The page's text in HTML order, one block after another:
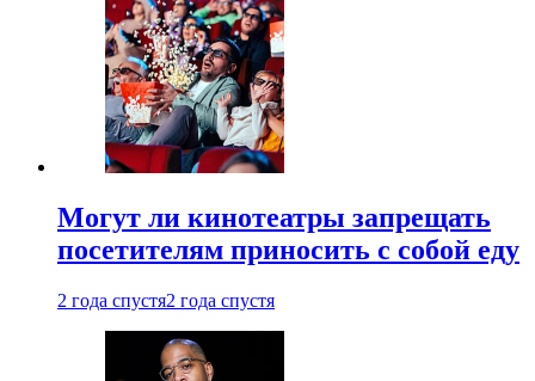
Могут ли кинотеатры запрещать
посетителям приносить с собой еду
2 года спустя2 года спустя